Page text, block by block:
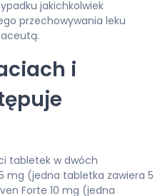
jakichkolwiek
przechowywania leku
i
tabletek w dwóch
mg (jedna tabletka zawiera 5
Forte 10 mg (jedna